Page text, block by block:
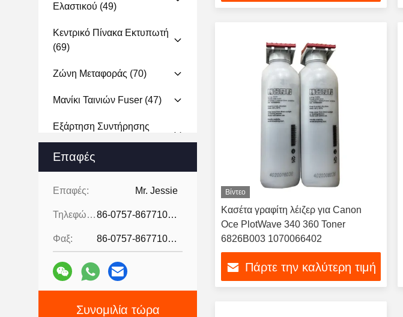
Ελαστικού (49)
Κεντρικό Πίνακα Εκτυπωτή
(69)
Ζώνη Μεταφοράς (70)
Μανίκι Ταινιών Fuser (47)
Εξάρτηση Συντήρησης
Εκτυπωτών(12)
Μονάδα Υπεύθυνων Για
Την Ανάπτυξη
Κύλινδρος Επαναλείψεων
(79)
Καθαρίζοντας Λεπίδα
Τυμπάνων
(58)
Επαφές
Επαφές: Mr. Jessie
Τηλεφώνημα: 86-0757-86771039
Φαξ: 86-0757-86771039
Συνομιλία τώρα
Βίντεο
Κασέτα γραφίτη λέιζερ για Canon
Oce PlotWave 340 360 Toner
6826B003 1070066402
Πάρτε την καλύτερη τιμή